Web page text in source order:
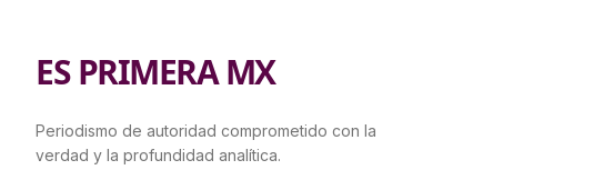
ES PRIMERA MX
Periodismo de autoridad comprometido con la
verdad y la profundidad analítica.